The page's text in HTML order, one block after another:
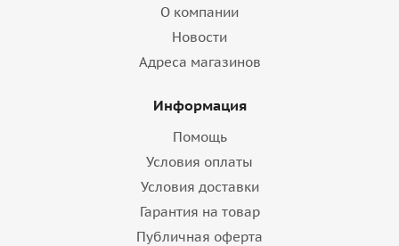
О компании
Новости
Адреса магазинов
Информация
Помощь
Условия оплаты
Условия доставки
Гарантия на товар
Публичная оферта